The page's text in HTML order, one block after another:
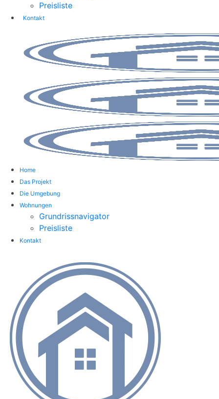
Preisliste
Kontakt
Home
Das Projekt
Die Umgebung
Wohnungen
Grundrissnavigator
Preisliste
Kontakt